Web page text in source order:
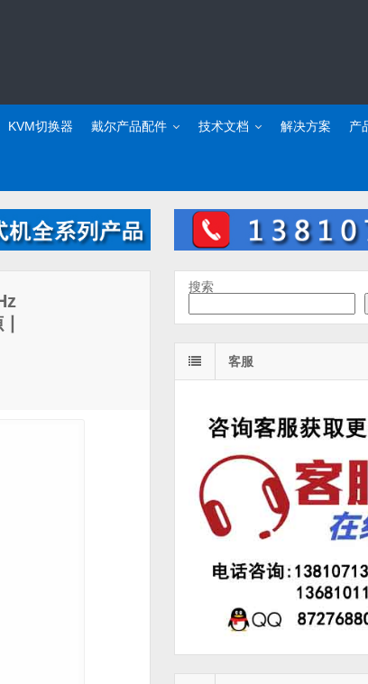
KVM切换器 戴尔产品配件 技术文档 解决方案 产
搜索
客服